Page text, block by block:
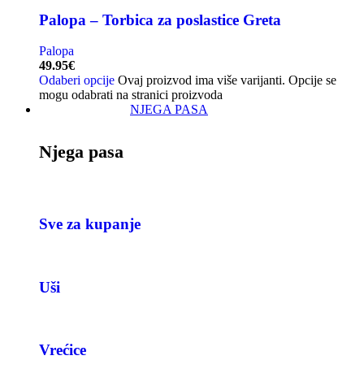
Palopa – Torbica za poslastice Greta
Palopa
49.95€
Odaberi opcije Ovaj proizvod ima više varijanti. Opcije se
mogu odabrati na stranici proizvoda
NJEGA PASA
Njega pasa
Sve za kupanje
Uši
Vrećice